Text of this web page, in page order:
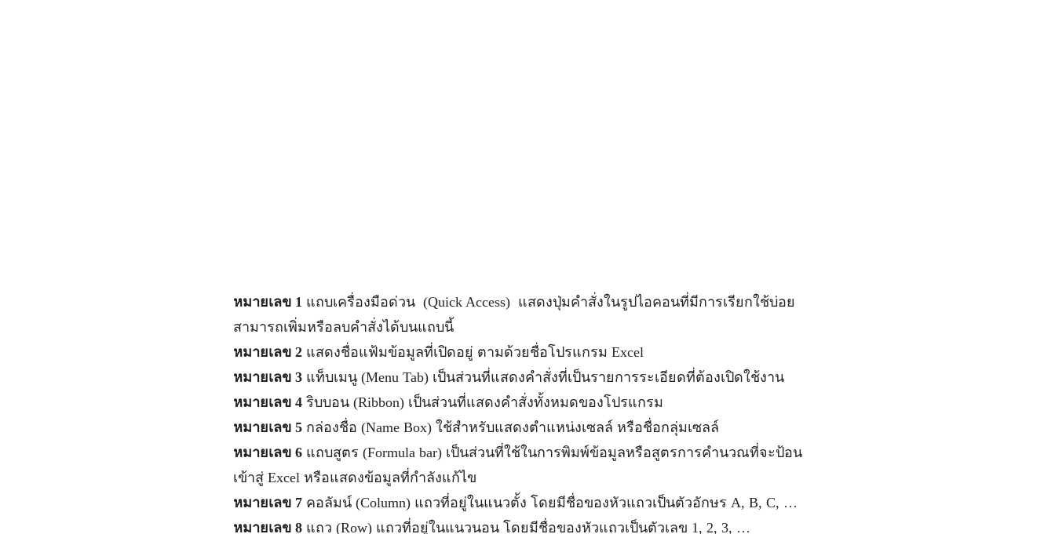
หมายเลข 1 แถบเครื่องมือด่วน (Quick Access) แสดงปุ่มคำสั่งในรูปไอคอนที่มีการเรียกใช้บ่อย
สามารถเพิ่มหรือลบคำสั่งได้บนแถบนี้
หมายเลข 2 แสดงชื่อแฟ้มข้อมูลที่เปิดอยู่ ตามด้วยชื่อโปรแกรม Excel
หมายเลข 3 แท็บเมนู (Menu Tab) เป็นส่วนที่แสดงคำสั่งที่เป็นรายการระเอียดที่ต้องเปิดใช้งาน
หมายเลข 4 ริบบอน (Ribbon) เป็นส่วนที่แสดงคำสั่งทั้งหมดของโปรแกรม
หมายเลข 5 กล่องชื่อ (Name Box) ใช้สำหรับแสดงตำแหน่งเซลล์ หรือชื่อกลุ่มเซลล์
หมายเลข 6 แถบสูตร (Formula bar) เป็นส่วนที่ใช้ในการพิมพ์ข้อมูลหรือสูตรการคำนวณที่จะป้อน
เข้าสู่ Excel หรือแสดงข้อมูลที่กำลังแก้ไข
หมายเลข 7 คอลัมน์ (Column) แถวที่อยู่ในแนวตั้ง โดยมีชื่อของหัวแถวเป็นตัวอักษร A, B, C, …
หมายเลข 8 แถว (Row) แถวที่อยู่ในแนวนอน โดยมีชื่อของหัวแถวเป็นตัวเลข 1, 2, 3, …